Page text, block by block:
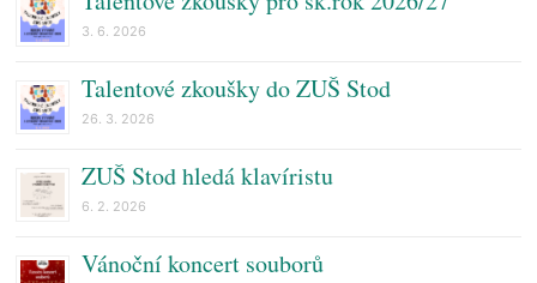
3. 6. 2026
Talentové zkoušky do ZUŠ Stod
26. 3. 2026
ZUŠ Stod hledá klavíristu
6. 2. 2026
Vánoční koncert souborů